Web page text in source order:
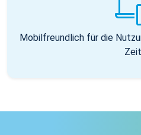
Mobilfreundlich für die
Zeit